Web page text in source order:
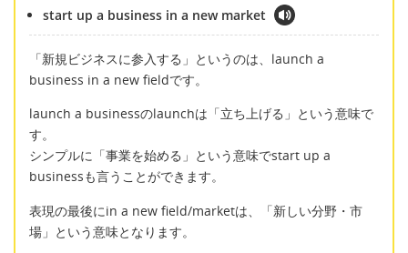
start up a business in a new market
「新規ビジネスに参入する」というのは、launch a
business in a new fieldです。
launch a businessのlaunchは「立ち上げる」という意味で
す。
シンプルに「事業を始める」という意味でstart up a
businessも言うことができます。
表現の最後にin a new field/marketは、「新しい分野・市
場」という意味となります。